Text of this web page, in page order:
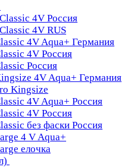
4V Россия
4V RUS
4V Aqua+ Германия
4V Россия
Россия
4V Aqua+ Германия
Kingsize
4V Aqua+ Россия
4V Россия
без фаски Россия
4 V Aqua+
елочка